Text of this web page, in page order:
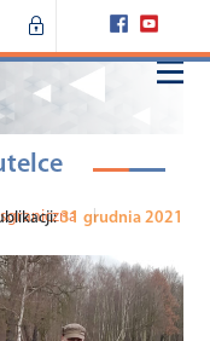
|
31 grudnia 2021